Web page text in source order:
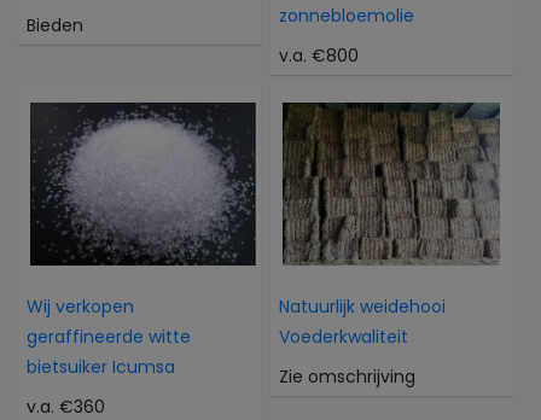
Bieden
zonnebloemolie
v.a. €800
Wij verkopen
geraffineerde witte
bietsuiker Icumsa
v.a. €360
Natuurlijk weidehooi
Voederkwaliteit
Zie omschrijving